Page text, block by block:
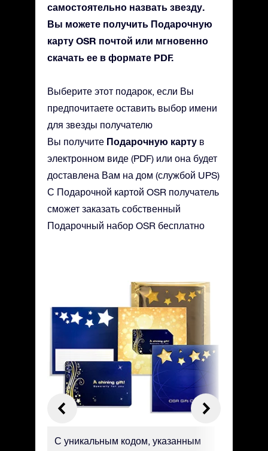
самостоятельно назвать звезду.
Вы можете получить Подарочную
карту OSR почтой или мгновенно
скачать ее в формате PDF.
Выберите этот подарок, если Вы
предпочитаете оставить выбор имени
для звезды получателю
Вы получите Подарочную карту в
электронном виде (PDF) или она будет
доставлена Вам на дом (службой UPS)
С Подарочной картой OSR получатель
сможет заказать собственный
Подарочный набор OSR бесплатно
С уникальным кодом, указанным